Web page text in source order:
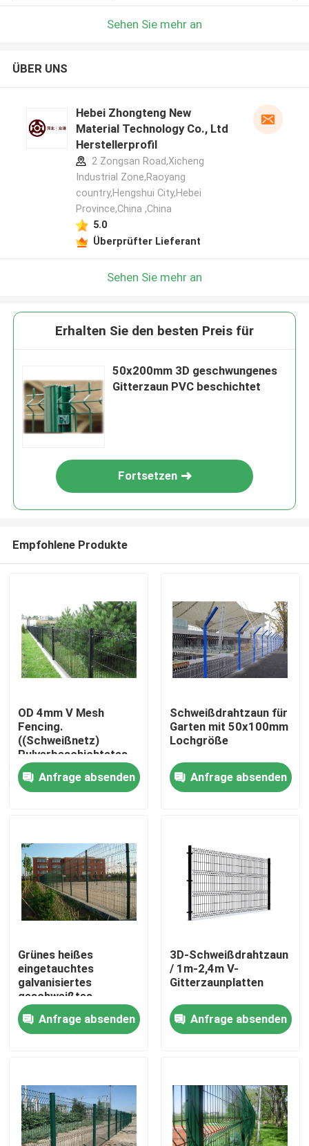
Haus
Produkte
VR-Show
Über uns
Fabrik-Ausflug
Qualitätskontrolle
Nachrichten
Fechten der geschweißten Masche
Sehen Sie mehr an
ÜBER UNS
Hebei Zhongteng New
Material Technology Co., Ltd
Herstellerprofil
2 Zongsan Road,Xicheng
Industrial Zone,Raoyang
country,Hengshui City,Hebei
Province,China ,China
5.0
Überprüfter Lieferant
Sehen Sie mehr an
Erhalten Sie den besten Preis für
50x200mm 3D geschwungenes
Gitterzaun PVC beschichtet
Fortsetzen
Empfohlene Produkte
OD 4mm V Mesh
Fencing.
((Schweißnetz)
Pulverbeschichtetes
Netz 1m-2,4m
angepasste Breite
Anfrage absenden
Schweißdrahtzaun für
Garten mit 50x100mm
Lochgröße
Anfrage absenden
Grünes heißes
eingetauchtes
galvanisiertes
geschweißtes
Maschendraht PVC
beschichtete
50x150mm
Anfrage absenden
3D-Schweißdrahtzaun
/ 1m-2,4m V-
Gitterzaunplatten
Anfrage absenden